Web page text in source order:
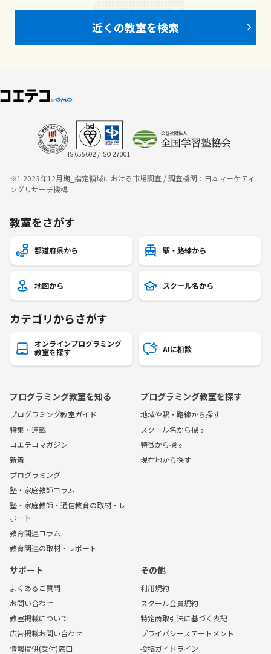
近くの教室を検索
IS 655602 / ISO 27001
※1 2023年12月期_指定領域における市場調査 / 調査機関：日本マーケティ
ングリサーチ機構
教室をさがす
都道府県から 駅・路線から
地図から スクール名から
カテゴリからさがす
オンラインプログラミング
教室を探す
AIに相談
プログラミング教室を知る
プログラミング教室ガイド
特集・連載
コエテコマガジン
新着
プログラミング
塾・家庭教師コラム
塾・家庭教師・通信教育の取材・レ
ポート
教育関連コラム
教育関連の取材・レポート
プログラミング教室を探す
地域や駅・路線から探す
スクール名から探す
特徴から探す
現在地から探す
サポート
よくあるご質問
お問い合わせ
教室掲載について
広告掲載お問い合わせ
情報提供(受付)窓口
その他
利用規約
スクール会員規約
特定商取引法に基づく表記
プライバシーステートメント
投稿ガイドライン